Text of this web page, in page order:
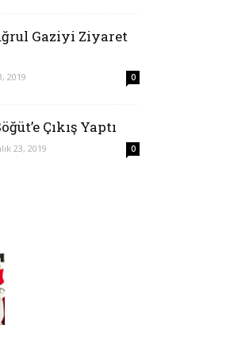
Gaziyi Ziyaret
2019 0
Çıkış Yaptı
23, 2019 0